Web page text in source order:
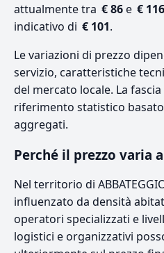
attualmente tra € 86e € 116
indicativo di € 101.
Le variazioni di prezzo
servizio, caratteristiche
del mercato locale. La
riferimento statistico
aggregati.
Perché il prezzo varia a
Nel territorio di
influenzato da densità
operatori specializzati e
logistici e organizzativi